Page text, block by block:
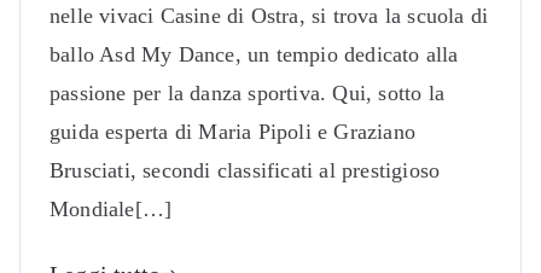
nelle vivaci Casine di Ostra, si trova la scuola di
ballo Asd My Dance, un tempio dedicato alla
passione per la danza sportiva. Qui, sotto la
guida esperta di Maria Pipoli e Graziano
Brusciati, secondi classificati al prestigioso
Mondiale[…]